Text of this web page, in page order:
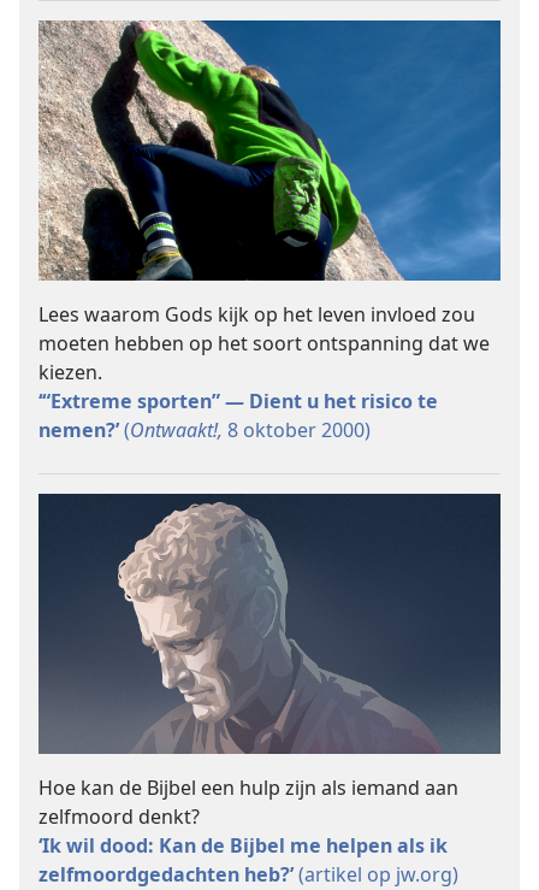
Lees waarom Gods kijk op het leven invloed zou
moeten hebben op het soort ontspanning dat we
kiezen.
‘“Extreme sporten” — Dient u het risico te
nemen?’(Ontwaakt!, 8 oktober 2000)
Hoe kan de Bijbel een hulp zijn als iemand aan
zelfmoord denkt?
‘Ik wil dood: Kan de Bijbel me helpen als ik
zelfmoordgedachten heb?’(artikel op jw.org)